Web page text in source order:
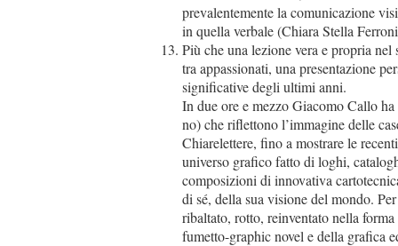
prevalentemente la comunicazione
in quella verbale (Chiara Stella
Più che una lezione vera e propria
tra appassionati, una presentazione
significative degli ultimi anni.
In due ore e mezzo Giacomo Callo
no) che riflettono l’immagine delle
Chiarelettere, fino a mostrare le
universo grafico fatto di loghi,
composizioni di innovativa
di sé, della sua visione del mondo.
ribaltato, rotto, reinventato nella
fumetto-graphic novel e della grafica